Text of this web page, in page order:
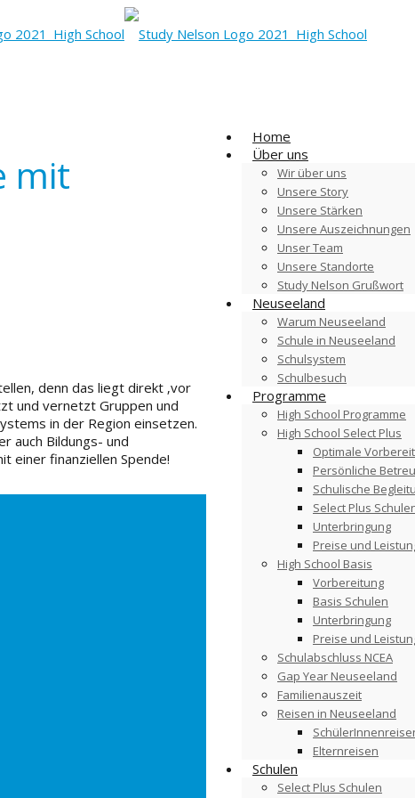
Home
Über uns
Wir über uns
Unsere Story
Unsere Stärken
Unsere Auszeichnungen
Unser Team
Unsere Standorte
Study Nelson Grußwort
Neuseeland
Warum Neuseeland
Schule in Neuseeland
Schulsystem
Schulbesuch
Programme
High School Programme
High School Select Plus
Optimale
Persönliche
Schulische
Select Plus
Unterbringung
Preise und
High School Basis
Vorbereitung
Basis Schulen
Unterbringung
Preise und
Schulabschluss NCEA
Gap Year Neuseeland
Familienauszeit
Reisen in Neuseeland
Elternreisen
Schulen
Select Plus Schulen
mit
denn das liegt direkt ‚vor
und vernetzt Gruppen und
s in der Region einsetzen.
auch Bildungs- und
einer finanziellen Spende!